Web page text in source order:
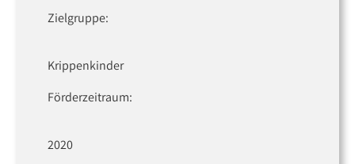
Zielgruppe:
Krippenkinder
Förderzeitraum:
2020